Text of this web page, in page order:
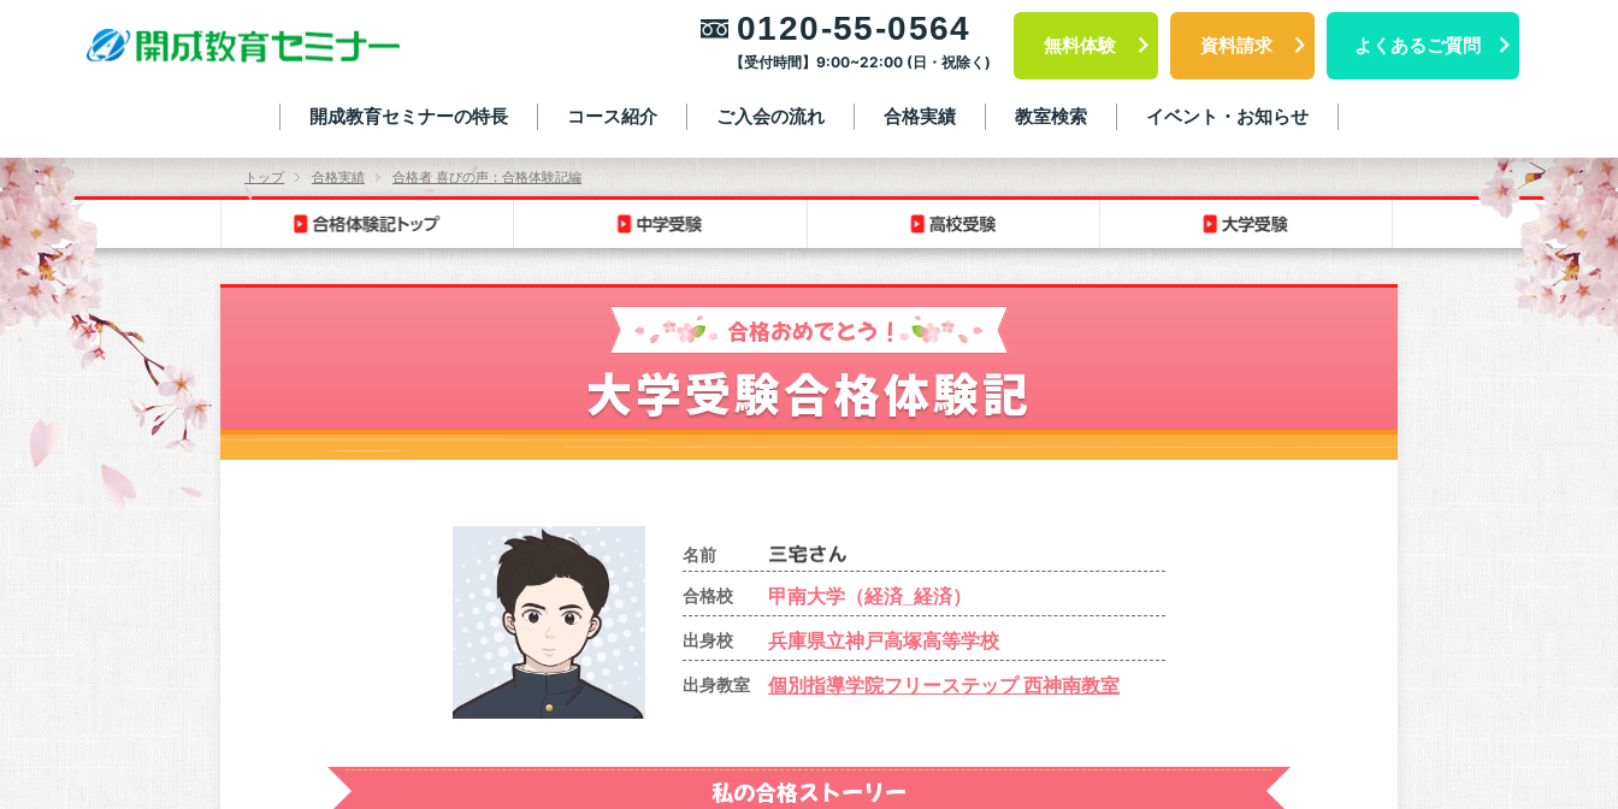
0120-55-0564
【受付時間】9:00~22:00 (日・祝除く)
無料体験 資料請求 よくあるご質問
開成教育セミナーの特長 コース紹介 ご入会の流れ 合格実績 教室検索 イベント・お知らせ
トップ 合格実績 合格者 喜びの声：合格体験記編
合格おめでとう！
大学受験合格体験記
名前
合格校 甲南大学（経済_経済）
出身校 兵庫県立神戸高塚高等学校
出身教室 個別指導学院フリーステップ 西神南教室
私の合格ストーリー